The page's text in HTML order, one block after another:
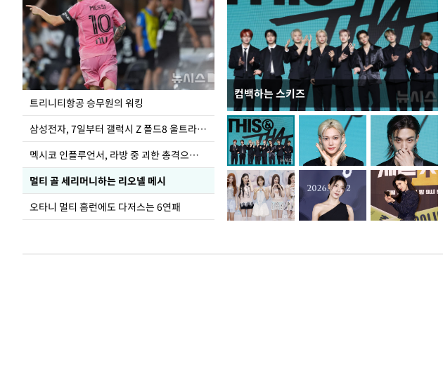
트리니티항공 승무원의 워킹
삼성전자, 7일부터 갤럭시 Z 폴드8 울트라·폴드8·플립8 출시
멕시코 인플루언서, 라방 중 괴한 총격으로 사망
멀티 골 세리머니하는 리오넬 메시
오타니 멀티 홈런에도 다저스는 6연패
컴백하는 스키즈
입추 하루 앞둔 전남광주… 열화상 카메라에 담긴
폭염